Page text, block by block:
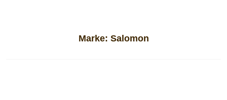
Marke: Salomon